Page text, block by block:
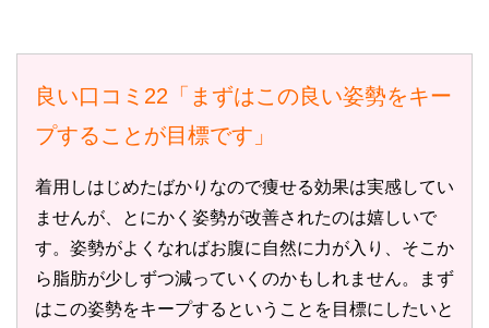
良い口コミ22「まずはこの良い姿勢をキー
プすることが目標です」
着用しはじめたばかりなので痩せる効果は実感してい
ませんが、とにかく姿勢が改善されたのは嬉しいで
す。姿勢がよくなればお腹に自然に力が入り、そこか
ら脂肪が少しずつ減っていくのかもしれません。まず
はこの姿勢をキープするということを目標にしたいと